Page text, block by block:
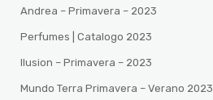
Andrea – Primavera – 2023
Perfumes | Catalogo 2023
Ilusion – Primavera – 2023
Mundo Terra Primavera – Verano 2023